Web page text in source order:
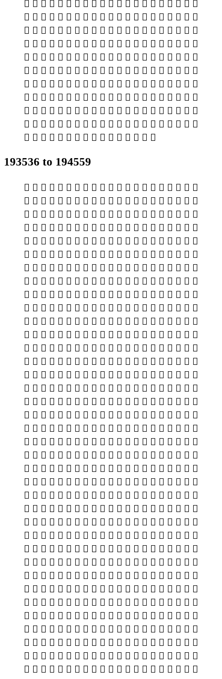
𯌞 𯌟 𯌠 𯌡 𯌢 𯌣 𯌤 𯌥 𯌦 𯌧 𯌨 𯌩 𯌪 𯌫 𯌬 𯌭 𯌮 𯌯 𯌰 𯌱 𯌲
𯌳 𯌴 𯌵 𯌶 𯌷 𯌸 𯌹 𯌺 𯌻 𯌼 𯌽 𯌾 𯌿 𯍀 𯍁 𯍂 𯍃 𯍄 𯍅 𯍆 𯍇
𯍈 𯍉 𯍊 𯍋 𯍌 𯍍 𯍎 𯍏 𯍐 𯍑 𯍒 𯍓 𯍔 𯍕 𯍖 𯍗 𯍘 𯍙 𯍚 𯍛 𯍜
𯍝 𯍞 𯍟 𯍠 𯍡 𯍢 𯍣 𯍤 𯍥 𯍦 𯍧 𯍨 𯍩 𯍪 𯍫 𯍬 𯍭 𯍮 𯍯 𯍰 𯍱
𯍲 𯍳 𯍴 𯍵 𯍶 𯍷 𯍸 𯍹 𯍺 𯍻 𯍼 𯍽 𯍾 𯍿 𯎀 𯎁 𯎂 𯎃 𯎄 𯎅 𯎆
𯎇 𯎈 𯎉 𯎊 𯎋 𯎌 𯎍 𯎎 𯎏 𯎐 𯎑 𯎒 𯎓 𯎔 𯎕 𯎖 𯎗 𯎘 𯎙 𯎚 𯎛
𯎜 𯎝 𯎞 𯎟 𯎠 𯎡 𯎢 𯎣 𯎤 𯎥 𯎦 𯎧 𯎨 𯎩 𯎪 𯎫 𯎬 𯎭 𯎮 𯎯 𯎰
𯎱 𯎲 𯎳 𯎴 𯎵 𯎶 𯎷 𯎸 𯎹 𯎺 𯎻 𯎼 𯎽 𯎾 𯎿 𯏀 𯏁 𯏂 𯏃 𯏄 𯏅
𯏆 𯏇 𯏈 𯏉 𯏊 𯏋 𯏌 𯏍 𯏎 𯏏 𯏐 𯏑 𯏒 𯏓 𯏔 𯏕 𯏖 𯏗 𯏘 𯏙 𯏚
𯏛 𯏜 𯏝 𯏞 𯏟 𯏠 𯏡 𯏢 𯏣 𯏤 𯏥 𯏦 𯏧 𯏨 𯏩 𯏪 𯏫 𯏬 𯏭 𯏮 𯏯
𯏰 𯏱 𯏲 𯏳 𯏴 𯏵 𯏶 𯏷 𯏸 𯏹 𯏺 𯏻 𯏼 𯏽 𯏾 𯏿
193536 to 194559
𯐀 𯐁 𯐂 𯐃 𯐄 𯐅 𯐆 𯐇 𯐈 𯐉 𯐊 𯐋 𯐌 𯐍 𯐎 𯐏 𯐐 𯐑 𯐒 𯐓 𯐔
𯐕 𯐖 𯐗 𯐘 𯐙 𯐚 𯐛 𯐜 𯐝 𯐞 𯐟 𯐠 𯐡 𯐢 𯐣 𯐤 𯐥 𯐦 𯐧 𯐨 𯐩
𯐪 𯐫 𯐬 𯐭 𯐮 𯐯 𯐰 𯐱 𯐲 𯐳 𯐴 𯐵 𯐶 𯐷 𯐸 𯐹 𯐺 𯐻 𯐼 𯐽 𯐾
𯐿 𯑀 𯑁 𯑂 𯑃 𯑄 𯑅 𯑆 𯑇 𯑈 𯑉 𯑊 𯑋 𯑌 𯑍 𯑎 𯑏 𯑐 𯑑 𯑒 𯑓
𯑔 𯑕 𯑖 𯑗 𯑘 𯑙 𯑚 𯑛 𯑜 𯑝 𯑞 𯑟 𯑠 𯑡 𯑢 𯑣 𯑤 𯑥 𯑦 𯑧 𯑨
𯑩 𯑪 𯑫 𯑬 𯑭 𯑮 𯑯 𯑰 𯑱 𯑲 𯑳 𯑴 𯑵 𯑶 𯑷 𯑸 𯑹 𯑺 𯑻 𯑼 𯑽
𯑾 𯑿 𯒀 𯒁 𯒂 𯒃 𯒄 𯒅 𯒆 𯒇 𯒈 𯒉 𯒊 𯒋 𯒌 𯒍 𯒎 𯒏 𯒐 𯒑 𯒒
𯒓 𯒔 𯒕 𯒖 𯒗 𯒘 𯒙 𯒚 𯒛 𯒜 𯒝 𯒞 𯒟 𯒠 𯒡 𯒢 𯒣 𯒤 𯒥 𯒦 𯒧
𯒨 𯒩 𯒪 𯒫 𯒬 𯒭 𯒮 𯒯 𯒰 𯒱 𯒲 𯒳 𯒴 𯒵 𯒶 𯒷 𯒸 𯒹 𯒺 𯒻 𯒼
𯒽 𯒾 𯒿 𯓀 𯓁 𯓂 𯓃 𯓄 𯓅 𯓆 𯓇 𯓈 𯓉 𯓊 𯓋 𯓌 𯓍 𯓎 𯓏 𯓐 𯓑
𯓒 𯓓 𯓔 𯓕 𯓖 𯓗 𯓘 𯓙 𯓚 𯓛 𯓜 𯓝 𯓞 𯓟 𯓠 𯓡 𯓢 𯓣 𯓤 𯓥 𯓦
𯓧 𯓨 𯓩 𯓪 𯓫 𯓬 𯓭 𯓮 𯓯 𯓰 𯓱 𯓲 𯓳 𯓴 𯓵 𯓶 𯓷 𯓸 𯓹 𯓺 𯓻
𯓼 𯓽 𯓾 𯓿 𯔀 𯔁 𯔂 𯔃 𯔄 𯔅 𯔆 𯔇 𯔈 𯔉 𯔊 𯔋 𯔌 𯔍 𯔎 𯔏 𯔐
𯔑 𯔒 𯔓 𯔔 𯔕 𯔖 𯔗 𯔘 𯔙 𯔚 𯔛 𯔜 𯔝 𯔞 𯔟 𯔠 𯔡 𯔢 𯔣 𯔤 𯔥
𯔦 𯔧 𯔨 𯔩 𯔪 𯔫 𯔬 𯔭 𯔮 𯔯 𯔰 𯔱 𯔲 𯔳 𯔴 𯔵 𯔶 𯔷 𯔸 𯔹 𯔺
𯔻 𯔼 𯔽 𯔾 𯔿 𯕀 𯕁 𯕂 𯕃 𯕄 𯕅 𯕆 𯕇 𯕈 𯕉 𯕊 𯕋 𯕌 𯕍 𯕎 𯕏
𯕐 𯕑 𯕒 𯕓 𯕔 𯕕 𯕖 𯕗 𯕘 𯕙 𯕚 𯕛 𯕜 𯕝 𯕞 𯕟 𯕠 𯕡 𯕢 𯕣 𯕤
𯕥 𯕦 𯕧 𯕨 𯕩 𯕪 𯕫 𯕬 𯕭 𯕮 𯕯 𯕰 𯕱 𯕲 𯕳 𯕴 𯕵 𯕶 𯕷 𯕸 𯕹
𯕺 𯕻 𯕼 𯕽 𯕾 𯕿 𯖀 𯖁 𯖂 𯖃 𯖄 𯖅 𯖆 𯖇 𯖈 𯖉 𯖊 𯖋 𯖌 𯖍 𯖎
𯖏 𯖐 𯖑 𯖒 𯖓 𯖔 𯖕 𯖖 𯖗 𯖘 𯖙 𯖚 𯖛 𯖜 𯖝 𯖞 𯖟 𯖠 𯖡 𯖢 𯖣
𯖤 𯖥 𯖦 𯖧 𯖨 𯖩 𯖪 𯖫 𯖬 𯖭 𯖮 𯖯 𯖰 𯖱 𯖲 𯖳 𯖴 𯖵 𯖶 𯖷 𯖸
𯖹 𯖺 𯖻 𯖼 𯖽 𯖾 𯖿 𯗀 𯗁 𯗂 𯗃 𯗄 𯗅 𯗆 𯗇 𯗈 𯗉 𯗊 𯗋 𯗌 𯗍
𯗎 𯗏 𯗐 𯗑 𯗒 𯗓 𯗔 𯗕 𯗖 𯗗 𯗘 𯗙 𯗚 𯗛 𯗜 𯗝 𯗞 𯗟 𯗠 𯗡 𯗢
𯗣 𯗤 𯗥 𯗦 𯗧 𯗨 𯗩 𯗪 𯗫 𯗬 𯗭 𯗮 𯗯 𯗰 𯗱 𯗲 𯗳 𯗴 𯗵 𯗶 𯗷
𯗸 𯗹 𯗺 𯗻 𯗼 𯗽 𯗾 𯗿 𯘀 𯘁 𯘂 𯘃 𯘄 𯘅 𯘆 𯘇 𯘈 𯘉 𯘊 𯘋 𯘌
𯘍 𯘎 𯘏 𯘐 𯘑 𯘒 𯘓 𯘔 𯘕 𯘖 𯘗 𯘘 𯘙 𯘚 𯘛 𯘜 𯘝 𯘞 𯘟 𯘠 𯘡
𯘢 𯘣 𯘤 𯘥 𯘦 𯘧 𯘨 𯘩 𯘪 𯘫 𯘬 𯘭 𯘮 𯘯 𯘰 𯘱 𯘲 𯘳 𯘴 𯘵 𯘶
𯘷 𯘸 𯘹 𯘺 𯘻 𯘼 𯘽 𯘾 𯘿 𯙀 𯙁 𯙂 𯙃 𯙄 𯙅 𯙆 𯙇 𯙈 𯙉 𯙊 𯙋
𯙌 𯙍 𯙎 𯙏 𯙐 𯙑 𯙒 𯙓 𯙔 𯙕 𯙖 𯙗 𯙘 𯙙 𯙚 𯙛 𯙜 𯙝 𯙞 𯙟 𯙠
𯙡 𯙢 𯙣 𯙤 𯙥 𯙦 𯙧 𯙨 𯙩 𯙪 𯙫 𯙬 𯙭 𯙮 𯙯 𯙰 𯙱 𯙲 𯙳 𯙴 𯙵
𯙶 𯙷 𯙸 𯙹 𯙺 𯙻 𯙼 𯙽 𯙾 𯙿 𯚀 𯚁 𯚂 𯚃 𯚄 𯚅 𯚆 𯚇 𯚈 𯚉 𯚊
𯚋 𯚌 𯚍 𯚎 𯚏 𯚐 𯚑 𯚒 𯚓 𯚔 𯚕 𯚖 𯚗 𯚘 𯚙 𯚚 𯚛 𯚜 𯚝 𯚞 𯚟
𯚠 𯚡 𯚢 𯚣 𯚤 𯚥 𯚦 𯚧 𯚨 𯚩 𯚪 𯚫 𯚬 𯚭 𯚮 𯚯 𯚰 𯚱 𯚲 𯚳 𯚴
𯚵 𯚶 𯚷 𯚸 𯚹 𯚺 𯚻 𯚼 𯚽 𯚾 𯚿 𯛀 𯛁 𯛂 𯛃 𯛄 𯛅 𯛆 𯛇 𯛈 𯛉
𯛊 𯛋 𯛌 𯛍 𯛎 𯛏 𯛐 𯛑 𯛒 𯛓 𯛔 𯛕 𯛖 𯛗 𯛘 𯛙 𯛚 𯛛 𯛜 𯛝 𯛞
𯛟 𯛠 𯛡 𯛢 𯛣 𯛤 𯛥 𯛦 𯛧 𯛨 𯛩 𯛪 𯛫 𯛬 𯛭 𯛮 𯛯 𯛰 𯛱 𯛲 𯛳
𯛴 𯛵 𯛶 𯛷 𯛸 𯛹 𯛺 𯛻 𯛼 𯛽 𯛾 𯛿 𯜀 𯜁 𯜂 𯜃 𯜄 𯜅 𯜆 𯜇 𯜈